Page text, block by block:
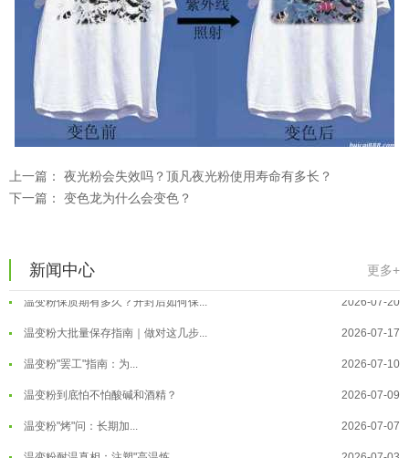
上一篇： 夜光粉会失效吗？顶凡夜光粉使用寿命有多长？
下一篇： 变色龙为什么会变色？
新闻中心 更多+
温变粉可以做防伪标签、温变防伪吗...
温变粉注塑后表面翻车？粗糙、颗粒... 2026-07-28
温变粉保质期有多久？开封后如何保... 2026-07-20
温变粉大批量保存指南｜做对这几步... 2026-07-17
温变粉"罢工"指南：为... 2026-07-10
温变粉到底怕不怕酸碱和酒精？ 2026-07-09
温变粉"烤"问：长期加... 2026-07-07
温变粉耐温真相：注塑"高温炼... 2026-07-03
温变粉丝印到底用多少目网版？这篇...